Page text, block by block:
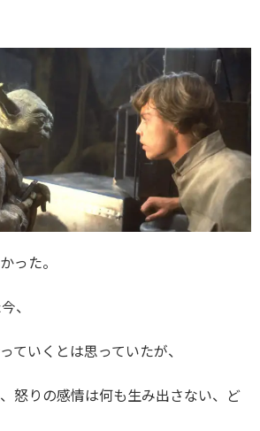
った。
、
ていくとは思っていたが、
怒りの感情は何も生み出さない、ど